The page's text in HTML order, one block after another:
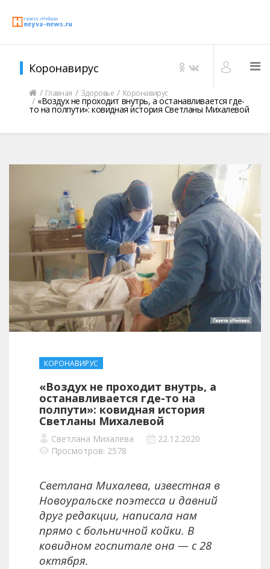
Коронавирус
Главная Здоровье Коронавирус
«Воздух не проходит внутрь, а останавливается где-
то на полпути»: ковидная история Светланы Михалевой
КОРОНАВИРУС
«Воздух не проходит внутрь, а
останавливается где-то на
полпути»: ковидная история
Светланы Михалевой
Светлана Михалева
22.12.2020
Просмотров: 2578
Светлана Михалева, известная в
Новоуральске поэтесса и давний
друг редакции, написала нам
прямо с больничной койки. В
ковидном госпитале она — с 28
октября.